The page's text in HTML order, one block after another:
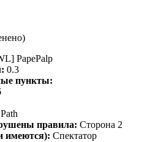
PapePalp
0.3
пункты:
правила: Сторона 2
имеются): Спектатор